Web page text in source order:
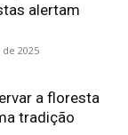
alertam
2025
a floresta
tradição